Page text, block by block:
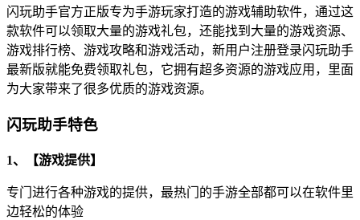
闪玩助手官方正版专为手游玩家打造的游戏辅助软件，通过这
款软件可以领取大量的游戏礼包，还能找到大量的游戏资源、
游戏排行榜、游戏攻略和游戏活动，新用户注册登录闪玩助手
最新版就能免费领取礼包，它拥有超多资源的游戏应用，里面
为大家带来了很多优质的游戏资源。
闪玩助手特色
1、【游戏提供】
专门进行各种游戏的提供，最热门的手游全部都可以在软件里
边轻松的体验